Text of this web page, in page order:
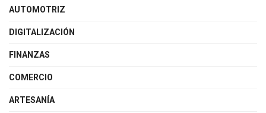
AUTOMOTRIZ
DIGITALIZACIÓN
FINANZAS
COMERCIO
ARTESANÍA